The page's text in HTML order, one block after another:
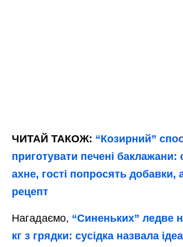
ЧИТАЙ ТАКОЖ: “Козирний”
приготувати печені баклажани:
ахне, гості попросять
рецепт
Нагадаємо, “Синеньких” ледве
кг з грядки: сусідка назвала